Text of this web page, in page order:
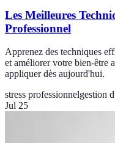
Les Meilleures
Professionnel
Apprenez des techniques
et améliorer votre bien-être
appliquer dès aujourd'hui.
stress professionnelgestion
Jul 25